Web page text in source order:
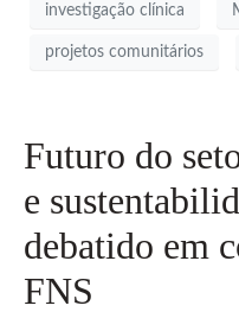
investigação clínica
projetos comunitários
Futuro do
e
debatido em
FNS